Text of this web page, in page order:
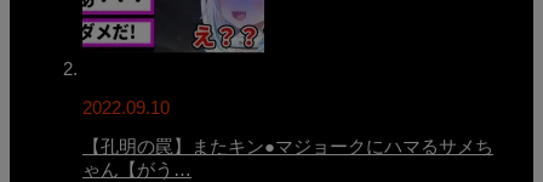
2022.09.10
【孔明の罠】またキン●マジョークにハマるサメち
ゃん【がう…